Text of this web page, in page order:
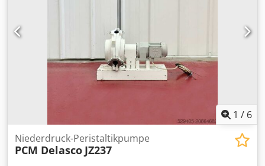
1 / 6
Niederdruck-Peristaltikpumpe
PCM Delasco JZ237